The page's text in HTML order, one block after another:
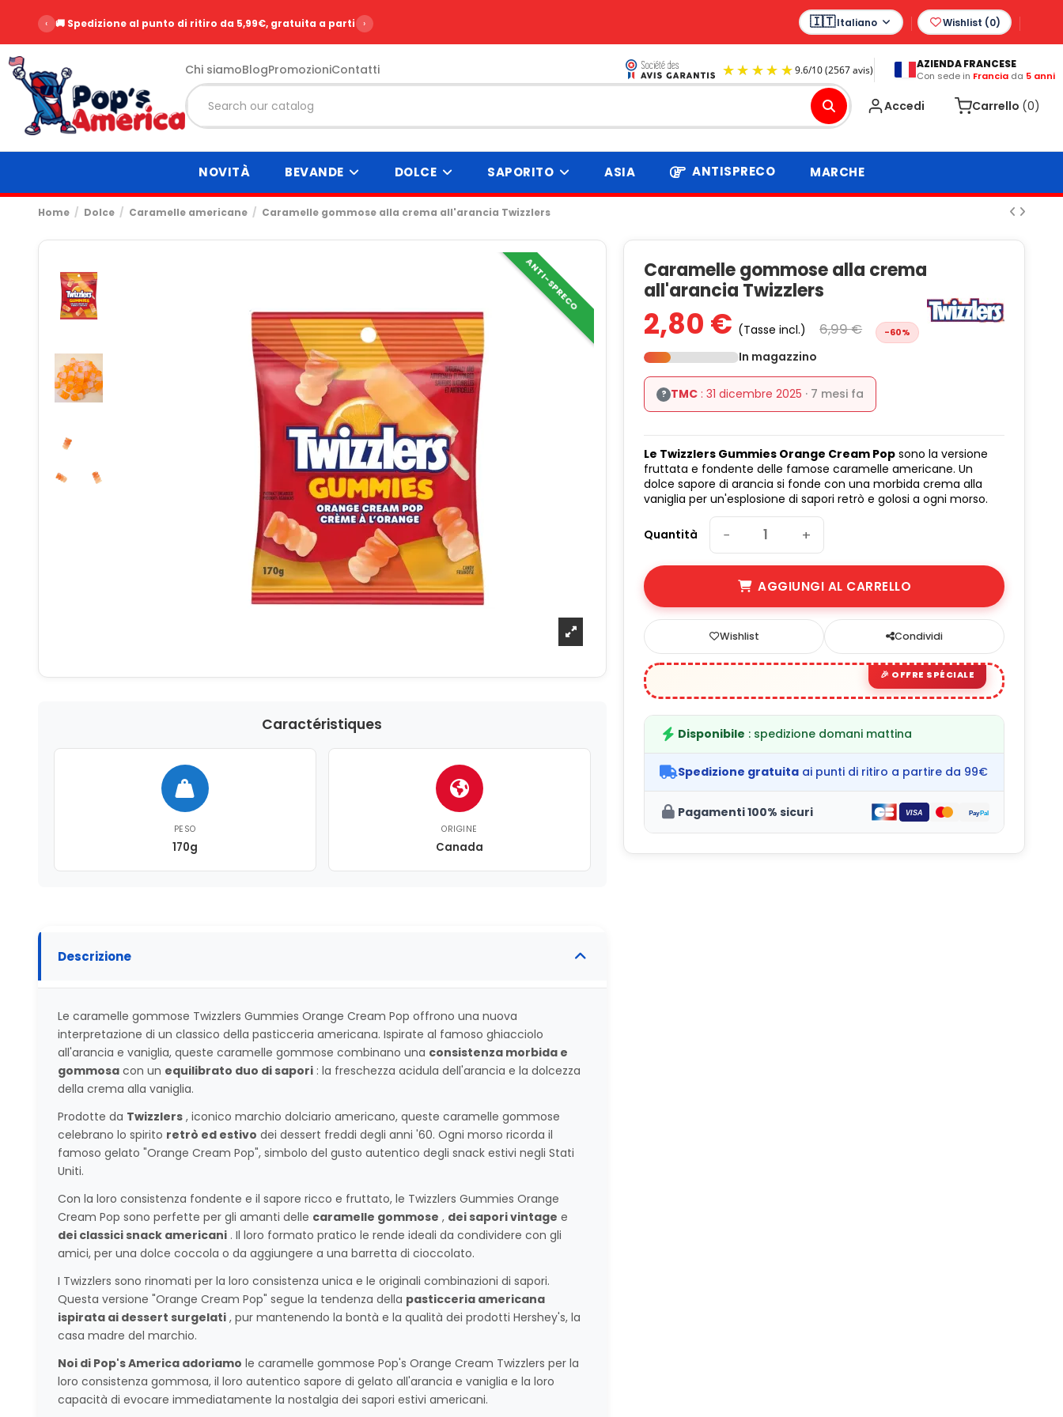
‹ 🚚 Spedizione al punto di ritiro da 5,99€, gratuita a partire da 99€
› Italiano Wishlist (0)
Chi siamoBlogPromozioniContatti
9.6/10 (2567 avis)
AZIENDA FRANCESE
Con sede in Franciada 5 anni
Accedi Carrello (0)
NOVITÀ BEVANDE DOLCE SAPORITO ASIA ANTISPRECO MARCHE
Home Dolce Caramelle americane Caramelle gommose alla crema all'arancia Twizzlers
ANTI-SPRECO
Caractéristiques
PESO
170g
ORIGINE
Canada
Descrizione
Le caramelle gommose Twizzlers Gummies Orange Cream Pop offrono una nuova
interpretazione di un classico della pasticceria americana. Ispirate al famoso ghiacciolo
all'arancia e vaniglia, queste caramelle gommose combinano una consistenza morbida e
gommosacon un equilibrato duo di sapori: la freschezza acidula dell'arancia e la dolcezza
della crema alla vaniglia.
Prodotte da Twizzlers, iconico marchio dolciario americano, queste caramelle gommose
celebrano lo spirito retrò ed estivo dei dessert freddi degli anni '60. Ogni morso ricorda il
famoso gelato "Orange Cream Pop", simbolo del gusto autentico degli snack estivi negli Stati
Uniti.
Con la loro consistenza fondente e il sapore ricco e fruttato, le Twizzlers Gummies Orange
Cream Pop sono perfette per gli amanti delle caramelle gommose , dei sapori vintage e
dei classici snack americani. Il loro formato pratico le rende ideali da condividere con gli
amici, per una dolce coccola o da aggiungere a una barretta di cioccolato.
I Twizzlers sono rinomati per la loro consistenza unica e le originali combinazioni di sapori.
Questa versione "Orange Cream Pop" segue la tendenza della pasticceria americana
ispirata ai dessert surgelati, pur mantenendo la bontà e la qualità dei prodotti Hershey's, la
casa madre del marchio.
Noi di Pop's America adoriamo le caramelle gommose Pop's Orange Cream Twizzlers per la
loro consistenza gommosa, il loro autentico sapore di gelato all'arancia e vaniglia e la loro
capacità di evocare immediatamente la nostalgia dei sapori estivi americani.
Caramelle gommose alla crema
all'arancia Twizzlers
2,80 € (Tasse incl.) 6,99 € -60%
In magazzino
? TMC : 31 dicembre 2025 · 7 mesi fa
Le Twizzlers Gummies Orange Cream Pop sono la versione
fruttata e fondente delle famose caramelle americane. Un
dolce sapore di arancia si fonde con una morbida crema alla
vaniglia per un'esplosione di sapori retrò e golosi a ogni morso.
Quantità − +
AGGIUNGI AL CARRELLO
Wishlist Condividi
Disponibile : spedizione domani mattina
Spedizione gratuita ai punti di ritiro a partire da 99€
Pagamenti 100% sicuri